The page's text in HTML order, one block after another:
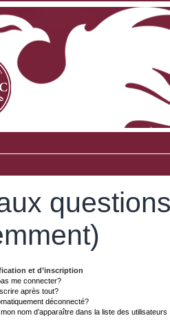
et d’inscription
me connecter?
après tout?
déconnecté?
nom d’apparaître dans la liste des utilisateurs